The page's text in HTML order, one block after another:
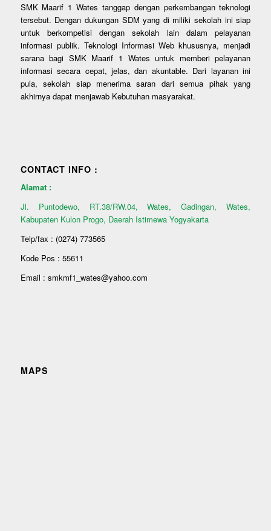
SMK Maarif 1 Wates tanggap dengan perkembangan teknologi
tersebut. Dengan dukungan SDM yang di miliki sekolah ini siap
untuk berkompetisi dengan sekolah lain dalam pelayanan
informasi publik. Teknologi Informasi Web khususnya, menjadi
sarana bagi SMK Maarif 1 Wates untuk memberi pelayanan
informasi secara cepat, jelas, dan akuntable. Dari layanan ini
pula, sekolah siap menerima saran dari semua pihak yang
akhirnya dapat menjawab Kebutuhan masyarakat.
CONTACT INFO :
Alamat :
Jl. Puntodewo, RT.38/RW.04, Wates, Gadingan, Wates,
Kabupaten Kulon Progo, Daerah Istimewa Yogyakarta
Telp/fax : (0274) 773565
Kode Pos : 55611
Email : smkmf1_wates@yahoo.com
MAPS